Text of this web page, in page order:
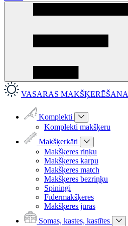
VASARAS MAKŠĶERĒŠANA
Komplekti
Komplekti makšķeru
Makšķerkāti
Makšķeres riņķu
Makšķeres karpu
Makšķeres match
Makšķeres bezriņķu
Spiningi
Fīdermakšķeres
Makšķeres jūras
Somas, kastes, kastītes